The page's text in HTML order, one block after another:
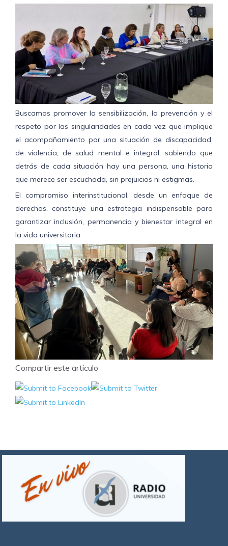
Buscamos promover la sensibilización, la prevención y el
respeto por las singularidades en cada vez que implique
el acompañamiento por una situación de discapacidad,
de violencia, de salud mental e integral, sabiendo que
detrás de cada situación hay una persona, una historia
que merece ser escuchada, sin prejuicios ni estigmas.
El compromiso interinstitucional, desde un enfoque de
derechos, constituye una estrategia indispensable para
garantizar inclusión, permanencia y bienestar integral en
la vida universitaria.
Compartir este artículo